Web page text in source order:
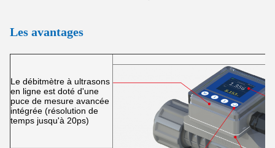
Les avantages
Le débitmètre à ultrasons
en ligne est doté d'une
puce de mesure avancée
intégrée (résolution de
temps jusqu'à 20ps)